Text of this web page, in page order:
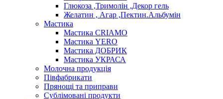
Глюкоза ,Тримолін ,Декор гель
Желатин , Агар ,Пектин.Альбумін
Мастика
Мастика CRIAMO
Мастика YERO
Мастика ДОБРИК
Мастика УКРАСА
Молочна продукція
Півфабрикати
Прянощі та приправи
Сублімовані продукти